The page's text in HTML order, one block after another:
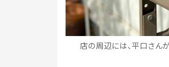
店の周辺には、平口さん